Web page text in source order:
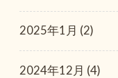
2025年1月 (2)
2024年12月 (4)